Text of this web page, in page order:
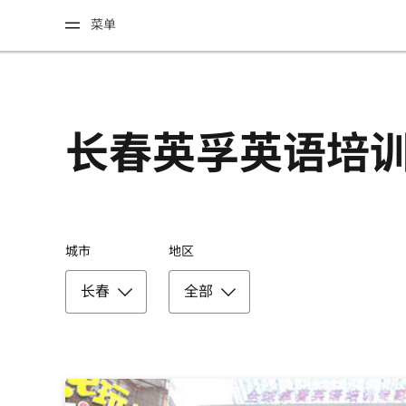
菜单
长春英孚英语培
城市 地区